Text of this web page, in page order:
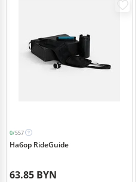
0/557
Набор RideGuide
63.85 BYN